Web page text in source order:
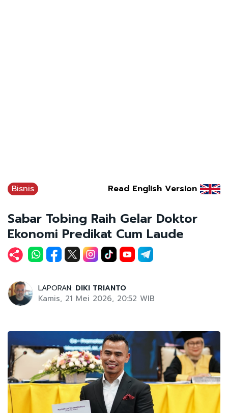
Bisnis Read English Version
Sabar Tobing Raih Gelar Doktor
Ekonomi Predikat Cum Laude
LAPORAN: DIKI TRIANTO
Kamis, 21 Mei 2026, 20:52 WIB